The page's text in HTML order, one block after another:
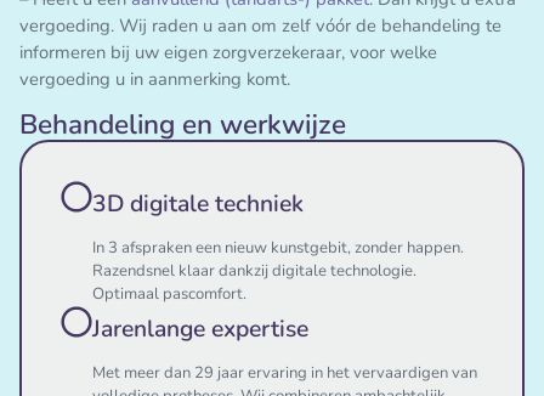
vergoeding. Wij raden u aan om zelf vóór de behandeling te
informeren bij uw eigen zorgverzekeraar, voor welke
vergoeding u in aanmerking komt.
Behandeling en werkwijze
3D digitale techniek
In 3 afspraken een nieuw kunstgebit, zonder happen.
Razendsnel klaar dankzij digitale technologie.
Optimaal pascomfort.
Jarenlange expertise
Met meer dan 29 jaar ervaring in het vervaardigen van